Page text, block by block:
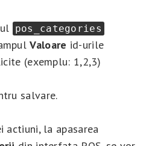
pos_categories
Valoare id-urile
(exemplu: 1,2,3)
salvare.
actiuni, la apasarea